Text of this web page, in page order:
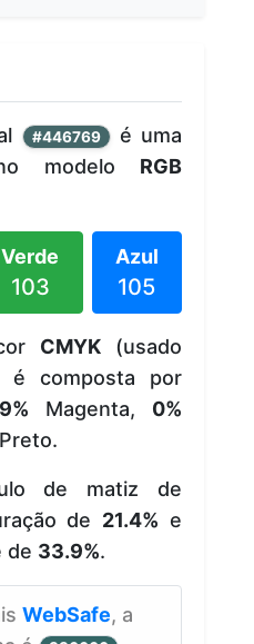
#446769 é uma
modelo RGB
Verde
103
Azul
105
CMYK(usado
é composta por
Magenta, 0%
Preto.
de matiz de
de 21.4% e
de 33.9%.
WebSafe, a